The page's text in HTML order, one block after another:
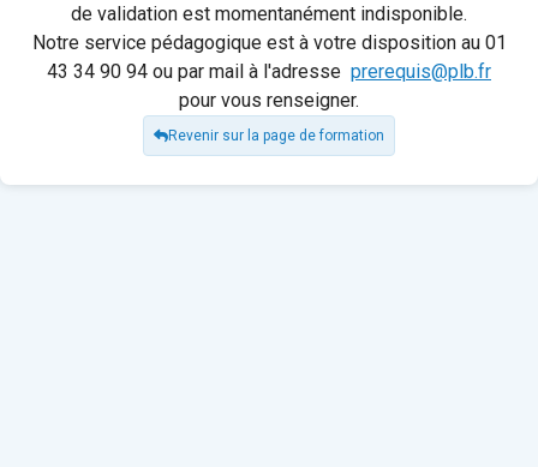
de validation est momentanément indisponible.
Notre service pédagogique est à votre disposition au 01
43 34 90 94 ou par mail à l'adresse prerequis@plb.fr
pour vous renseigner.
Revenir sur la page de formation